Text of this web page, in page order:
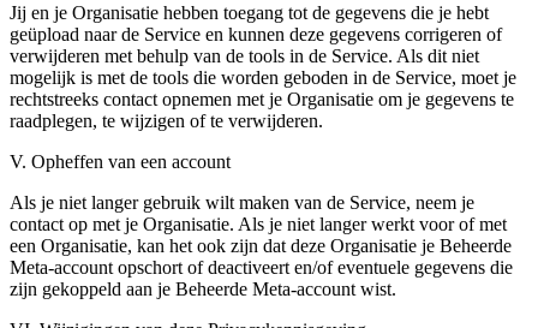
Jij en je Organisatie hebben toegang tot de gegevens die je hebt
geüpload naar de Service en kunnen deze gegevens corrigeren of
verwijderen met behulp van de tools in de Service. Als dit niet
mogelijk is met de tools die worden geboden in de Service, moet je
rechtstreeks contact opnemen met je Organisatie om je gegevens te
raadplegen, te wijzigen of te verwijderen.
V. Opheffen van een account
Als je niet langer gebruik wilt maken van de Service, neem je
contact op met je Organisatie. Als je niet langer werkt voor of met
een Organisatie, kan het ook zijn dat deze Organisatie je Beheerde
Meta-account opschort of deactiveert en/of eventuele gegevens die
zijn gekoppeld aan je Beheerde Meta-account wist.